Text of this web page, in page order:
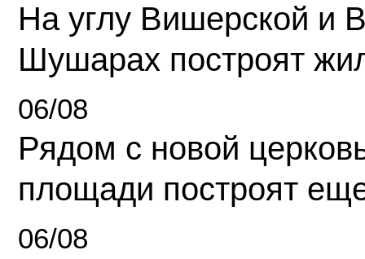
На углу Вишерской и
Шушарах построят
06/08
Рядом с новой
площади построят
06/08